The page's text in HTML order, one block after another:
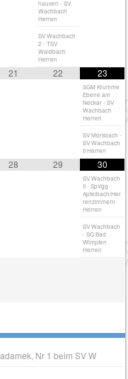
hausen - SV
Wachbach
Herren
SV Wachbach
2 - TSV
Waldbach
Herren
21 22 23
SGM Krumme
Ebene am
Neckar - SV
Wachbach
Herren
SV Morsbach -
SV Wachbach
II Herren
28 29 30
SV Wachbach
II - SpVgg
Apfelbach/Her
renzimmern
Herren
SV Wachbach
- SG Bad
Wimpfen
Herren
Nr 1 beim SV W